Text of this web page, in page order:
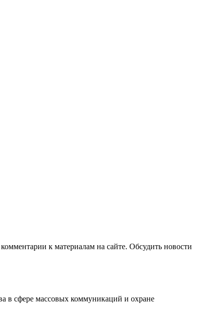
к материалам на сайте. Обсудить новости
в сфере массовых коммуникаций и охране